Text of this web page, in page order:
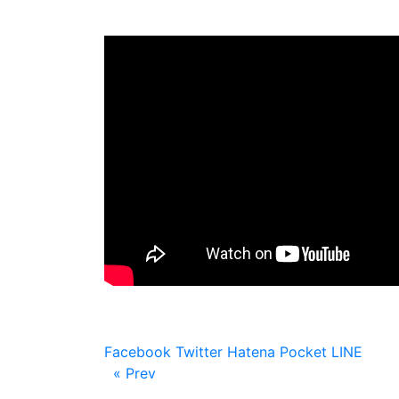
Facebook Twitter Hatena Pocket LINE
« Prev